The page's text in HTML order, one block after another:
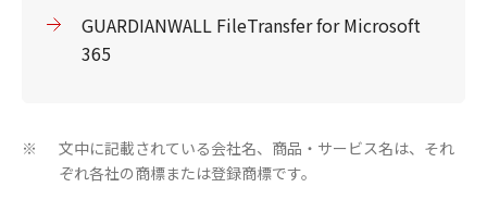
GUARDIANWALL FileTransfer for Microsoft
365
※
文中に記載されている会社名、商品・サービス名は、それ
ぞれ各社の商標または登録商標です。